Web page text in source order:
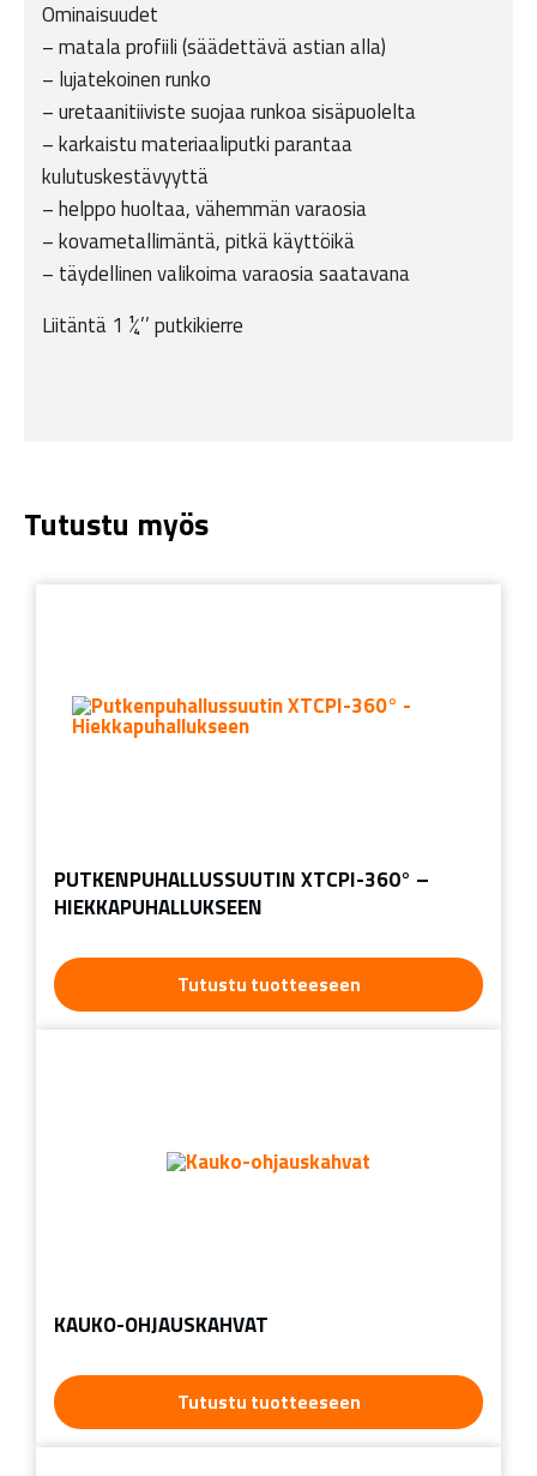
Ominaisuudet
– matala profiili (säädettävä astian alla)
– lujatekoinen runko
– uretaanitiiviste suojaa runkoa sisäpuolelta
– karkaistu materiaaliputki parantaa
kulutuskestävyyttä
– helppo huoltaa, vähemmän varaosia
– kovametallimäntä, pitkä käyttöikä
– täydellinen valikoima varaosia saatavana
Liitäntä 1 ¼’’ putkikierre
Tutustu myös
PUTKENPUHALLUSSUUTIN XTCPI-360° –
HIEKKAPUHALLUKSEEN
Tutustu tuotteeseen
KAUKO-OHJAUSKAHVAT
Tutustu tuotteeseen